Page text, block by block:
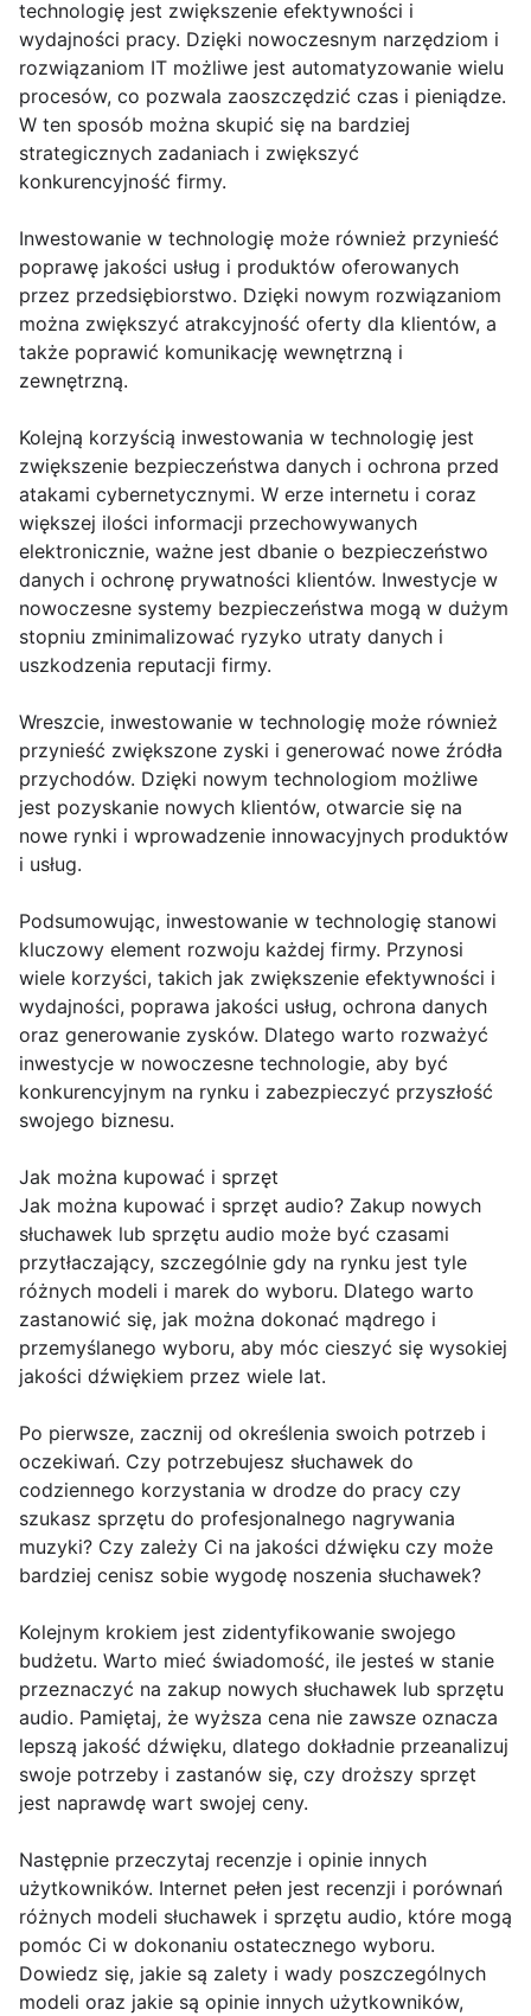
technologię jest zwiększenie efektywności i
wydajności pracy. Dzięki nowoczesnym narzędziom i
rozwiązaniom IT możliwe jest automatyzowanie wielu
procesów, co pozwala zaoszczędzić czas i pieniądze.
W ten sposób można skupić się na bardziej
strategicznych zadaniach i zwiększyć
konkurencyjność firmy.
Inwestowanie w technologię może również przynieść
poprawę jakości usług i produktów oferowanych
przez przedsiębiorstwo. Dzięki nowym rozwiązaniom
można zwiększyć atrakcyjność oferty dla klientów, a
także poprawić komunikację wewnętrzną i
zewnętrzną.
Kolejną korzyścią inwestowania w technologię jest
zwiększenie bezpieczeństwa danych i ochrona przed
atakami cybernetycznymi. W erze internetu i coraz
większej ilości informacji przechowywanych
elektronicznie, ważne jest dbanie o bezpieczeństwo
danych i ochronę prywatności klientów. Inwestycje w
nowoczesne systemy bezpieczeństwa mogą w dużym
stopniu zminimalizować ryzyko utraty danych i
uszkodzenia reputacji firmy.
Wreszcie, inwestowanie w technologię może również
przynieść zwiększone zyski i generować nowe źródła
przychodów. Dzięki nowym technologiom możliwe
jest pozyskanie nowych klientów, otwarcie się na
nowe rynki i wprowadzenie innowacyjnych produktów
i usług.
Podsumowując, inwestowanie w technologię stanowi
kluczowy element rozwoju każdej firmy. Przynosi
wiele korzyści, takich jak zwiększenie efektywności i
wydajności, poprawa jakości usług, ochrona danych
oraz generowanie zysków. Dlatego warto rozważyć
inwestycje w nowoczesne technologie, aby być
konkurencyjnym na rynku i zabezpieczyć przyszłość
swojego biznesu.
Jak można kupować i sprzęt
Jak można kupować i sprzęt audio? Zakup nowych
słuchawek lub sprzętu audio może być czasami
przytłaczający, szczególnie gdy na rynku jest tyle
różnych modeli i marek do wyboru. Dlatego warto
zastanowić się, jak można dokonać mądrego i
przemyślanego wyboru, aby móc cieszyć się wysokiej
jakości dźwiękiem przez wiele lat.
Po pierwsze, zacznij od określenia swoich potrzeb i
oczekiwań. Czy potrzebujesz słuchawek do
codziennego korzystania w drodze do pracy czy
szukasz sprzętu do profesjonalnego nagrywania
muzyki? Czy zależy Ci na jakości dźwięku czy może
bardziej cenisz sobie wygodę noszenia słuchawek?
Kolejnym krokiem jest zidentyfikowanie swojego
budżetu. Warto mieć świadomość, ile jesteś w stanie
przeznaczyć na zakup nowych słuchawek lub sprzętu
audio. Pamiętaj, że wyższa cena nie zawsze oznacza
lepszą jakość dźwięku, dlatego dokładnie przeanalizuj
swoje potrzeby i zastanów się, czy droższy sprzęt
jest naprawdę wart swojej ceny.
Następnie przeczytaj recenzje i opinie innych
użytkowników. Internet pełen jest recenzji i porównań
różnych modeli słuchawek i sprzętu audio, które mogą
pomóc Ci w dokonaniu ostatecznego wyboru.
Dowiedz się, jakie są zalety i wady poszczególnych
modeli oraz jakie są opinie innych użytkowników,